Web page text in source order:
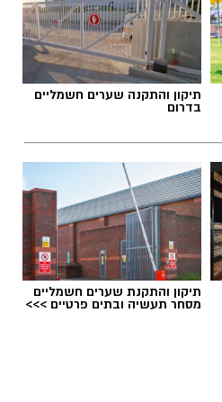
תיקון והתקנה שערים חשמליים
בדרום
תיקון והתקנת שערים חשמליים
מסחר תעשיה ובתים פרטיים >>>